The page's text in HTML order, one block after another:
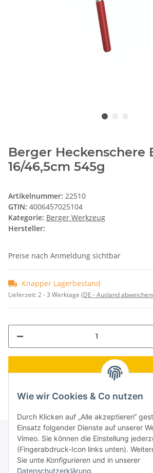
Berger Heckenschere
16/46,5cm 545g
Artikelnummer: 22510
GTIN: 4006457025104
Kategorie: Berger Werkzeug
Hersteller:
Preise nach Anmeldung sichtbar
Knapper Lagerbestand
Lieferzeit:2 - 3 Werktage (DE - Ausland
Informationen
Wie wir Cookies & Co nutzen
Durch Klicken auf „Alle akzeptieren“
Einsatz folgender Dienste auf unserer
Vimeo. Sie können die Einstellung
(Fingerabdruck-Icon links unten).
Sie unte Konfigurieren und in unserer
Datenschutzerklärung.